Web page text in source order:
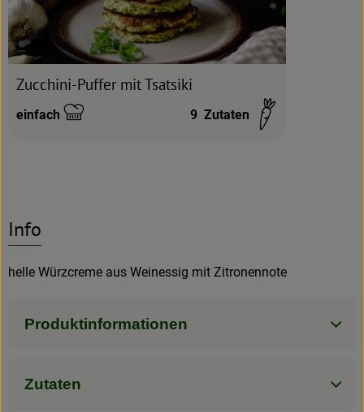
Zucchini-Puffer mit Tsatsiki
Schwierigkeit:
einfach 9 Zutaten
Info
helle Würzcreme aus Weinessig mit Zitronennote
Produktinformationen
Zutaten